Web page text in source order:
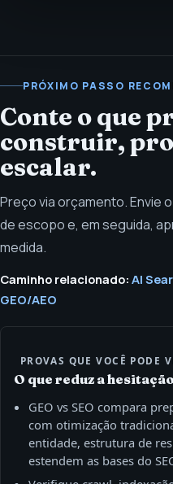
PRÓXIMO PASSO
Conte o que
construir,
escalar.
Preço via orçamento. Envie
de escopo e, em seguida,
medida.
Caminho relacionado: AI
GEO/AEO
PROVAS QUE VOCÊ PODE
O que reduz a hesitação
GEO vs SEO compara
com otimização
entidade, estrutura de
estendem as bases do